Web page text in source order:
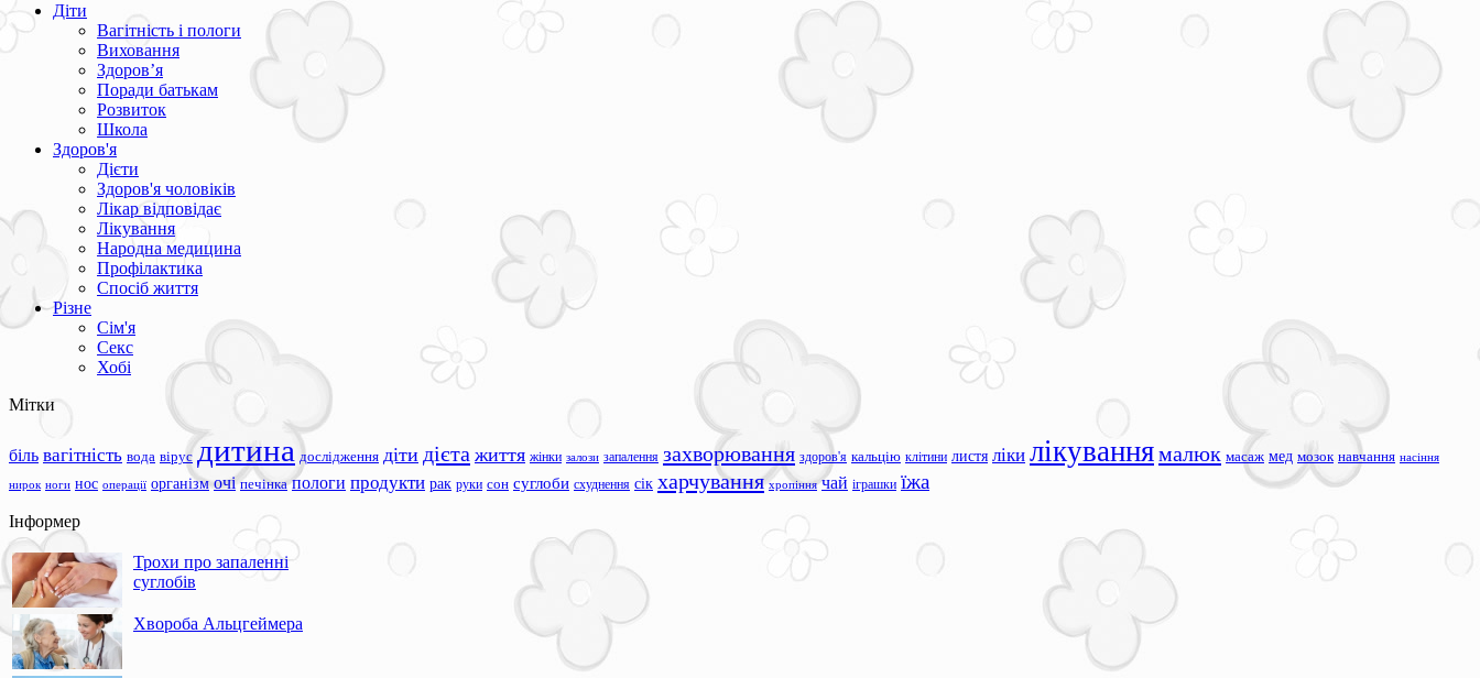
Діти
Вагітність і пологи
Виховання
Здоров’я
Поради батькам
Розвиток
Школа
Здоров'я
Дієти
Здоров'я чоловіків
Лікар відповідає
Лікування
Народна медицина
Профілактика
Спосіб життя
Різне
Сім'я
Секс
Хобі
Мітки
біль вагітність вода вірус дитина дослідження діти дієта життя жінки залози запалення захворювання здоров'я кальцію клітини листя ліки лікуваннямалюк масаж мед мозок навчання насіння
нирок ноги нос операції організм очі печінка пологи продукти рак руки сон суглоби схуднення сік харчування хропіння чай іграшки їжа
Інформер
Трохи про запаленні
суглобів
Хвороба Альцгеймера